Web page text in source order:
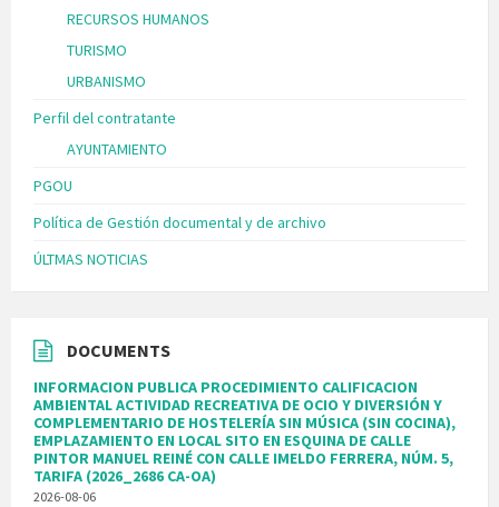
RECURSOS HUMANOS
TURISMO
URBANISMO
Perfil del contratante
AYUNTAMIENTO
PGOU
Política de Gestión documental y de archivo
ÚLTMAS NOTICIAS
DOCUMENTS
INFORMACION PUBLICA PROCEDIMIENTO CALIFICACION
AMBIENTAL ACTIVIDAD RECREATIVA DE OCIO Y DIVERSIÓN Y
COMPLEMENTARIO DE HOSTELERÍA SIN MÚSICA (SIN COCINA),
EMPLAZAMIENTO EN LOCAL SITO EN ESQUINA DE CALLE
PINTOR MANUEL REINÉ CON CALLE IMELDO FERRERA, NÚM. 5,
TARIFA (2026_2686 CA-OA)
2026-08-06